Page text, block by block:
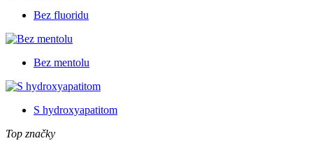
Bez fluoridu
Bez mentolu
S hydroxyapatitom
Top značky